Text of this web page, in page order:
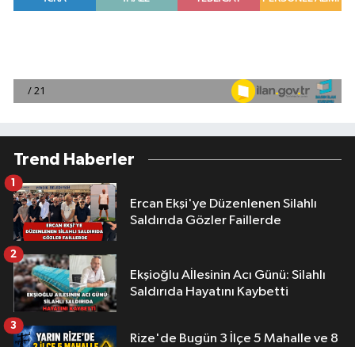
Trend Haberler
Ercan Ekşi'ye Düzenlenen Silahlı
Saldırıda Gözler Faillerde
1
Ekşioğlu Aİlesinin Acı Günü: Silahlı
Saldırıda Hayatını Kaybetti
2
Rize'de Bugün 3 İlçe 5 Mahalle ve 8
3